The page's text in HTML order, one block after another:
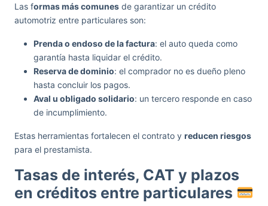
Las formas más comunes de garantizar un crédito
automotriz entre particulares son:
Prenda o endoso de la factura: el auto queda como
garantía hasta liquidar el crédito.
Reserva de dominio: el comprador no es dueño pleno
hasta concluir los pagos.
Aval u obligado solidario: un tercero responde en caso
de incumplimiento.
Estas herramientas fortalecen el contrato y reducen riesgos
para el prestamista.
Tasas de interés, CAT y plazos
en créditos entre particulares